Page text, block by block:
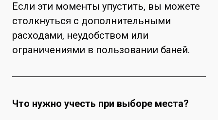
Если эти моменты упустить, вы можете
столкнуться с дополнительными
расходами, неудобством или
ограничениями в пользовании баней.
Что нужно учесть при выборе места?